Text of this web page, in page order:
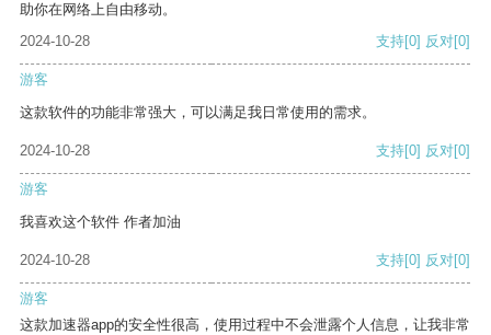
助你在网络上自由移动。
2024-10-28
支持[0] 反对[0]
游客
这款软件的功能非常强大，可以满足我日常使用的需求。
2024-10-28 支持[0] 反对[0]
游客
我喜欢这个软件 作者加油
2024-10-28 支持[0] 反对[0]
游客
这款加速器app的安全性很高，使用过程中不会泄露个人信息，让我非常